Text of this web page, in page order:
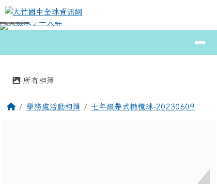
跳至主內容區
大竹國中全球資訊網
⏸
所有相簿
回首頁學務處活動相簿 七年級帶式橄欖球-20230609